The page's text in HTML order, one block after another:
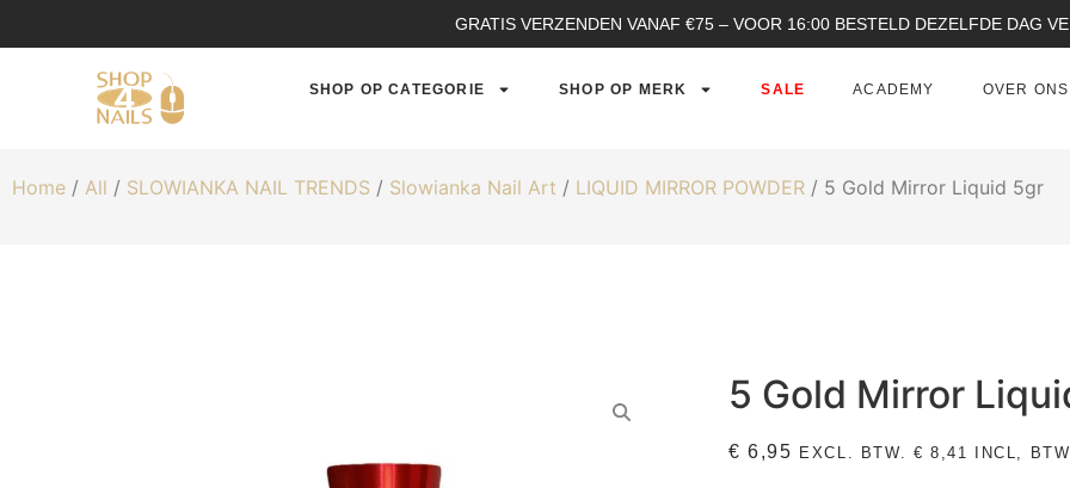
GRATIS VERZENDEN VANAF €75 – VOOR 16:00 BESTELD DEZELFDE DAG
SHOP OP CATEGORIE SHOP OP MERK SALE ACADEMY OVER ONS
Home / All / SLOWIANKA NAIL TRENDS / Slowianka Nail Art / LIQUID MIRROR POWDER / 5 Gold Mirror Liquid 5gr
5 Gold Mirror
€ 6,95 EXCL. BTW. € 8,41 INCL,